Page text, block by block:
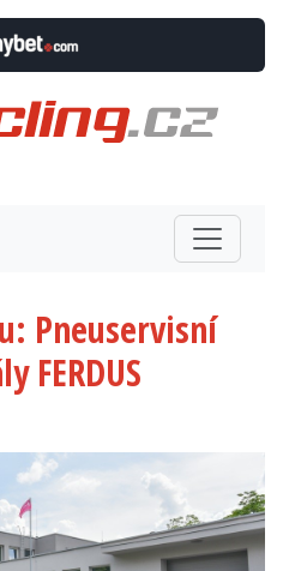
Pneuservisní
FERDUS